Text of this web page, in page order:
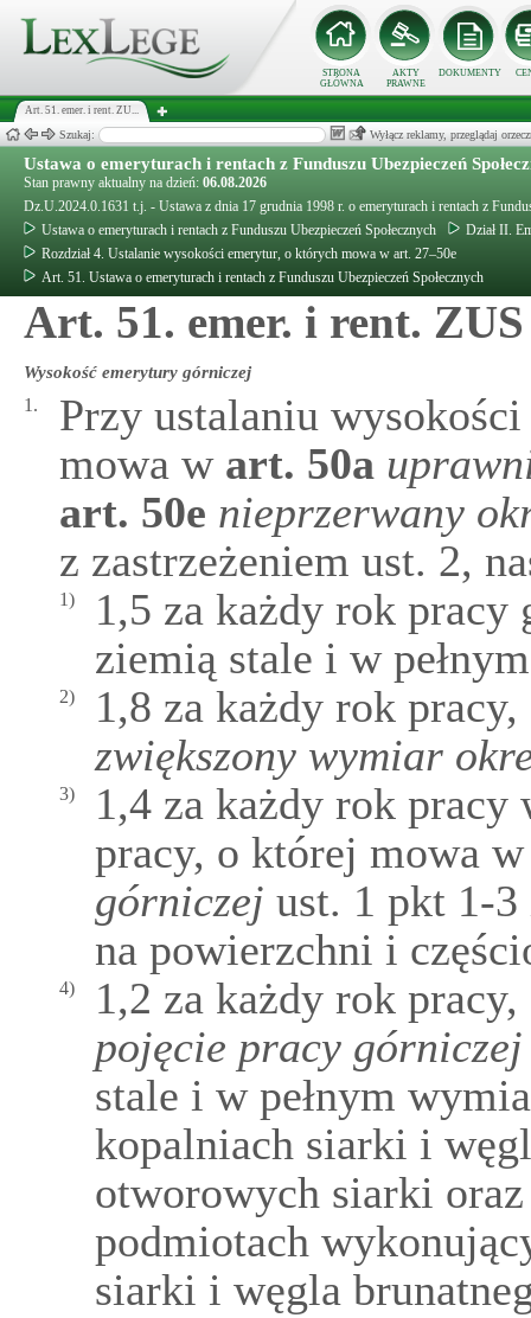
STRONA
GŁÓWNA
AKTY
PRAWNE
DOKUMENTY
Art. 51. emer. i rent. ZU...
Szukaj: Wyłącz reklamy, przeglądaj
Ustawa o emeryturach i rentach z Funduszu Ubezpieczeń
Stan prawny aktualny na dzień: 06.08.2026
Dz.U.2024.0.1631 t.j. - Ustawa z dnia 17 grudnia 1998 r. o emeryturach i rentach z
Ustawa o emeryturach i rentach z Funduszu Ubezpieczeń Społecznych
Dział II.
Rozdział 4. Ustalanie wysokości emerytur, o których mowa w art. 27–50e
Art. 51. Ustawa o emeryturach i rentach z Funduszu Ubezpieczeń Społecznych
Art. 51. emer. i rent. ZUS
Wysokość emerytury górniczej
1.
Przy ustalaniu
mowa wart. 50a
art. 50e nieprzerwany
z zastrzeżeniem ust. 2,
1)
1,5 za każdy rok
ziemią stale i w
2)
1,8 za każdy rok
zwiększony wymiar
3)
1,4 za każdy rok pracy
pracy, o której mowa w
górniczej ust. 1 pkt 1-
na powierzchni i
4)
1,2 za każdy rok
pojęcie pracy górniczej
stale i w pełnym
kopalniach siarki i
otworowych siarki
podmiotach
siarki i węgla